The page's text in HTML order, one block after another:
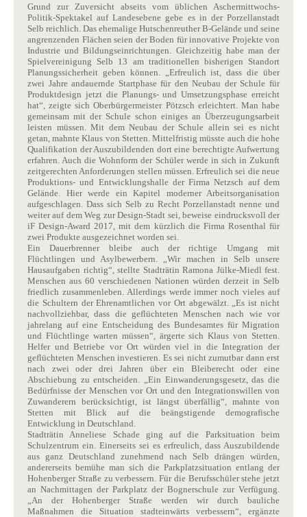
Grund zur Zuversicht abseits vom üblichen Aschermittwochs-
Politik-Spektakel auf Landesebene gebe es in der Porzellanstadt
Selb reichlich. Das ehemalige Hutschenreuther B-Gelände und seine
angrenzenden Flächen seien der Boden für innovative Projekte von
Industrie und Bildungseinrichtungen. Gleichzeitig habe man der
Spielvereinigung Selb 13 am traditionellen bisherigen Standort
Planungssicherheit geben können. „Erfreulich ist, dass die über
zwei Jahre andauernde Startphase für den Neubau der Schule für
Produktdesign jetzt die Planungs- und Umsetzungsphase erreicht
hat“, zeigte sich Oberbürgermeister Pötzsch erleichtert. Man habe
gemeinsam mit der Schule schon einiges an Überzeugungsarbeit
leisten müssen. Mit dem Neubau der Schule allein sei es nicht
getan, mahnte Klaus von Stetten. Mittelfristig müsste auch die hohe
Qualifikation der Auszubildenden dort eine berechtigte Aufwertung
erfahren. Auch die Wohnform der Schüler werde in sich in Zukunft
zeitgerechten Anforderungen stellen müssen. Erfreulich sei die neue
Produktions- und Entwicklungshalle der Firma Netzsch auf dem
Gelände. Hier werde ein Kapitel moderner Arbeitsorganisation
aufgeschlagen. Dass sich Selb zu Recht Porzellanstadt nenne und
weiter auf dem Weg zur Design-Stadt sei, beweise eindrucksvoll der
iF Design-Award 2017, mit dem kürzlich die Firma Rosenthal für
zwei Produkte ausgezeichnet worden sei.
Ein Dauerbrenner bleibe auch der richtige Umgang mit
Flüchtlingen und Asylbewerbern. „Wir machen in Selb unsere
Hausaufgaben richtig“, stellte Stadträtin Ramona Jülke-Miedl fest.
Menschen aus 60 verschiedenen Nationen würden derzeit in Selb
friedlich zusammenleben. Allerdings werde immer noch vieles auf
die Schultern der Ehrenamtlichen vor Ort abgewälzt. „Es ist nicht
nachvollziehbar, dass die geflüchteten Menschen nach wie vor
jahrelang auf eine Entscheidung des Bundesamtes für Migration
und Flüchtlinge warten müssen“, ärgerte sich Klaus von Stetten.
Helfer und Betriebe vor Ort würden viel in die Integration der
geflüchteten Menschen investieren. Es sei nicht zumutbar dann erst
nach zwei oder drei Jahren über ein Bleiberecht oder eine
Abschiebung zu entscheiden. „Ein Einwanderungsgesetz, das die
Bedürfnisse der Menschen vor Ort und den Integrationswillen von
Zuwanderern berücksichtigt, ist längst überfällig“, mahnte von
Stetten mit Blick auf die beängstigende demografische
Entwicklung in Deutschland.
Stadträtin Anneliese Schade ging auf die Parksituation beim
Schulzentrum ein. Einerseits sei es erfreulich, dass Auszubildende
aus ganz Deutschland zunehmend nach Selb drängen würden,
andererseits bemühe man sich die Parkplatzsituation entlang der
Hohenberger Straße zu verbessern. Für die Berufsschüler stehe jetzt
an Nachmittagen der Parkplatz der Bognerschule zur Verfügung.
„An der Hohenberger Straße werden wir durch bauliche
Maßnahmen die Situation stadteinwärts verbessern“, ergänzte